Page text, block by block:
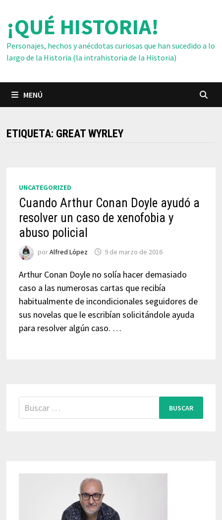
contenido
¡QUÉ HISTORIA!
Personajes, hechos y anécdotas curiosas que han sucedido a lo
largo de la Historia (la intrahistoria de la Historia)
MENÚ
ETIQUETA: GREAT WYRLEY
UNCATEGORIZED
Cuando Arthur Conan Doyle ayudó a
resolver un caso de xenofobia y
abuso policial
porAlfred López 9 de marzo de 2016
Arthur Conan Doyle no solía hacer demasiado
caso a las numerosas cartas que recibía
habitualmente de incondicionales seguidores de
sus novelas que le escribían solicitándole ayuda
para resolver algún caso. …
Buscar: